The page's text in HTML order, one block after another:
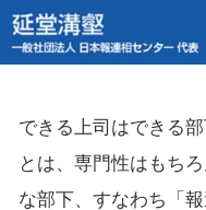
できる上司はできる
とは、専門性はもち
な部下、すなわち「